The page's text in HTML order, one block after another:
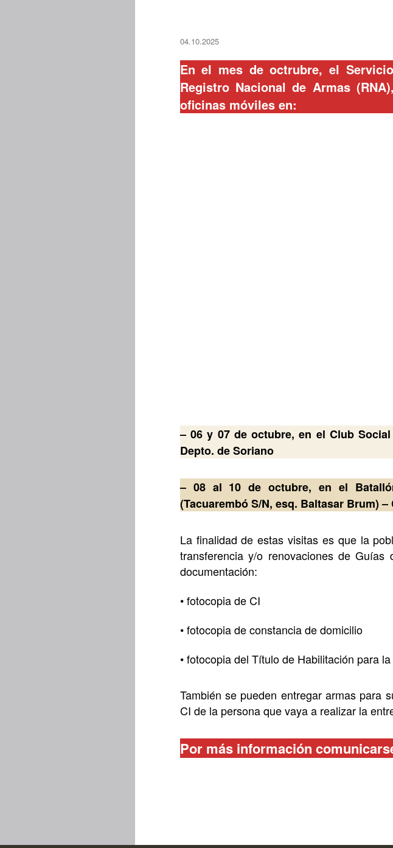
04.10.2025
En el mes de octrubre, el
Registro Nacional de Armas
oficinas móviles en:
– 06 y 07 de octubre, en el Club
Depto. de Soriano
– 08 al 10 de octubre, en el
(Tacuarembó S/N, esq. Baltasar Brum)
La finalidad de estas visitas es que la
transferencia y/o renovaciones de
documentación:
• fotocopia de CI
• fotocopia de constancia de domicilio
• fotocopia del Título de Habilitación para
También se pueden entregar armas para
CI de la persona que vaya a realizar la
Por más información